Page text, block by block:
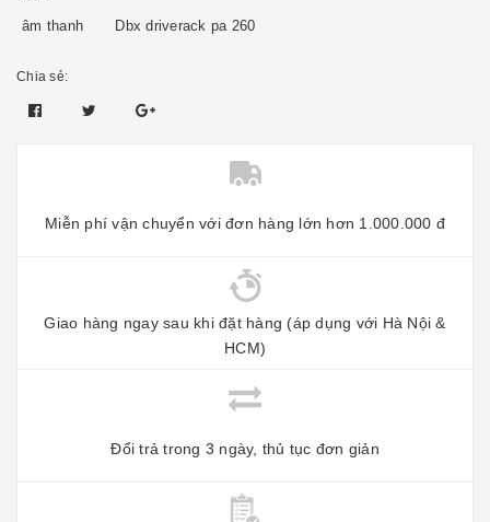
âm thanh Dbx driverack pa 260
Chia sẻ:
Miễn phí vận chuyển với đơn hàng lớn hơn 1.000.000 đ
Giao hàng ngay sau khi đặt hàng (áp dụng với Hà Nội &
HCM)
Đổi trả trong 3 ngày, thủ tục đơn giản